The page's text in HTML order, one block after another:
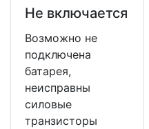
Не включается
Возможно не
подключена
батарея,
неисправны
силовые
транзисторы